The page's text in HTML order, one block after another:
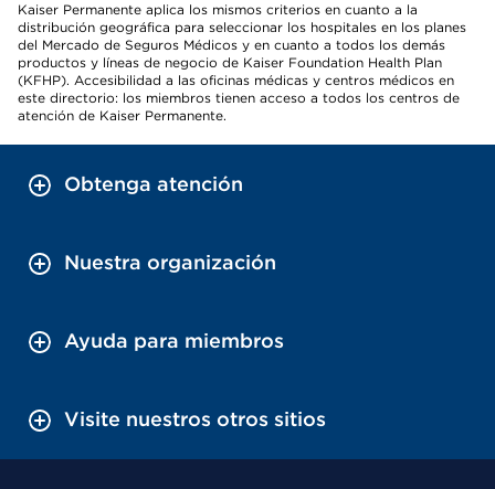
Kaiser Permanente aplica los mismos criterios en cuanto a la
distribución geográfica para seleccionar los hospitales en los planes
del Mercado de Seguros Médicos y en cuanto a todos los demás
productos y líneas de negocio de Kaiser Foundation Health Plan
(KFHP). Accesibilidad a las oficinas médicas y centros médicos en
este directorio: los miembros tienen acceso a todos los centros de
atención de Kaiser Permanente.
Obtenga atención
Nuestra organización
Ayuda para miembros
Visite nuestros otros sitios